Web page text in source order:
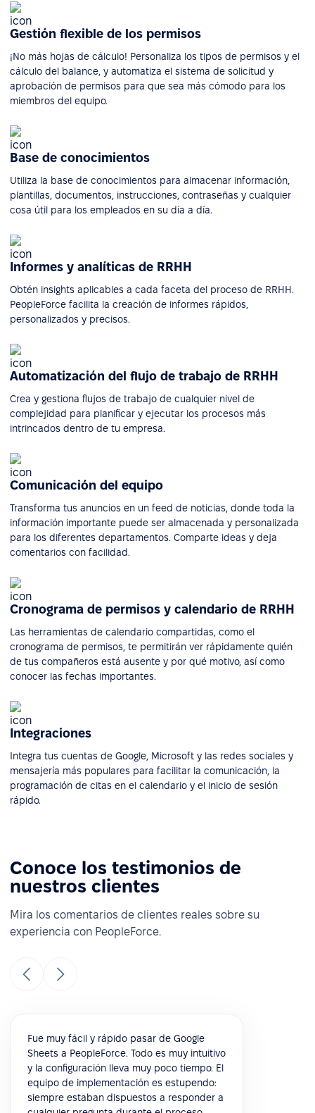
Gestión flexible de los permisos
¡No más hojas de cálculo! Personaliza los tipos de permisos y el
cálculo del balance, y automatiza el sistema de solicitud y
aprobación de permisos para que sea más cómodo para los
miembros del equipo.
Base de conocimientos
Utiliza la base de conocimientos para almacenar información,
plantillas, documentos, instrucciones, contraseñas y cualquier
cosa útil para los empleados en su día a día.
Informes y analíticas de RRHH
Obtén insights aplicables a cada faceta del proceso de RRHH.
PeopleForce facilita la creación de informes rápidos,
personalizados y precisos.
Automatización del flujo de trabajo de RRHH
Crea y gestiona flujos de trabajo de cualquier nivel de
complejidad para planificar y ejecutar los procesos más
intrincados dentro de tu empresa.
Comunicación del equipo
Transforma tus anuncios en un feed de noticias, donde toda la
información importante puede ser almacenada y personalizada
para los diferentes departamentos. Comparte ideas y deja
comentarios con facilidad.
Cronograma de permisos y calendario de RRHH
Las herramientas de calendario compartidas, como el
cronograma de permisos, te permitirán ver rápidamente quién
de tus compañeros está ausente y por qué motivo, así como
conocer las fechas importantes.
Integraciones
Integra tus cuentas de Google, Microsoft y las redes sociales y
mensajería más populares para facilitar la comunicación, la
programación de citas en el calendario y el inicio de sesión
rápido.
Conoce los testimonios de
nuestros clientes
Mira los comentarios de clientes reales sobre su
experiencia con PeopleForce.
Fue muy fácil y rápido pasar de Google
Sheets a PeopleForce. Todo es muy intuitivo
y la configuración lleva muy poco tiempo. El
equipo de implementación es estupendo:
siempre estaban dispuestos a responder a